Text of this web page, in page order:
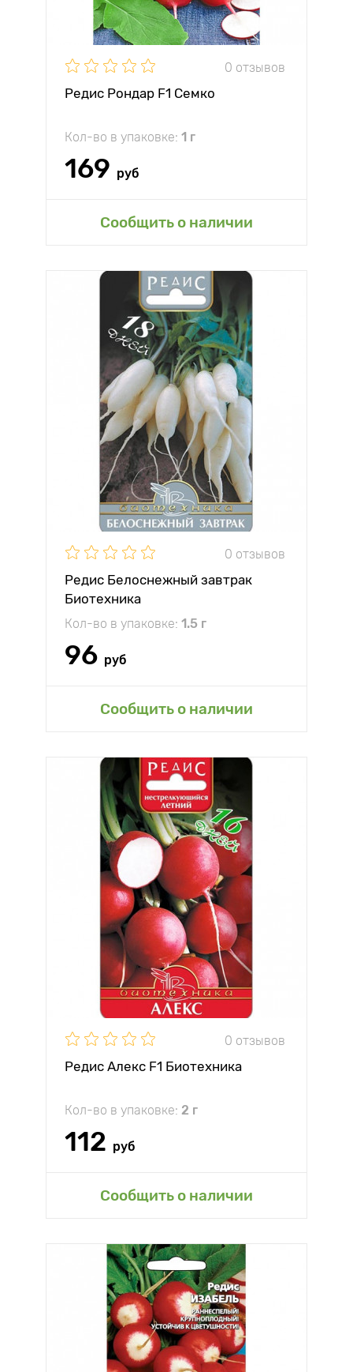
0 отзывов
Редис Рондар F1 Семко
Кол-во в упаковке: 1 г
169 руб
Сообщить о наличии
0 отзывов
Редис Белоснежный завтрак
Биотехника
Кол-во в упаковке: 1.5 г
96 руб
Сообщить о наличии
0 отзывов
Редис Алекс F1 Биотехника
Кол-во в упаковке: 2 г
112 руб
Сообщить о наличии